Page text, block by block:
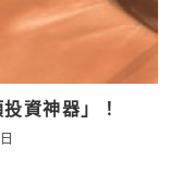
資神器」！